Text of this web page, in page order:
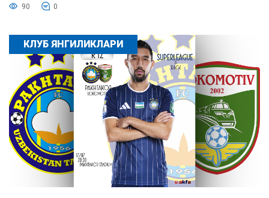
90 0
КЛУБ ЯНГИЛИКЛАРИ